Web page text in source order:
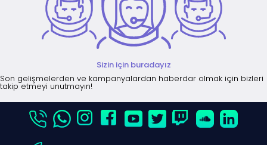
Sizin için buradayız
Son gelişmelerden ve kampanyalardan haberdar olmak için bizleri
takip etmeyi unutmayın!